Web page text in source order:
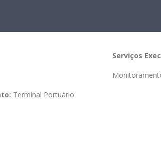
Terminal Portuário
Serviços